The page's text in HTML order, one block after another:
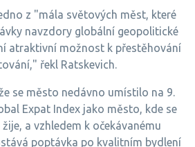
z "mála světových měst, které
navzdory globální geopolitické
atraktivní možnost k přestěhování
řekl Ratskevich.
se město nedávno umístilo na 9.
Expat Index jako město, kde se
a vzhledem k očekávanému
poptávka po kvalitním bydlení